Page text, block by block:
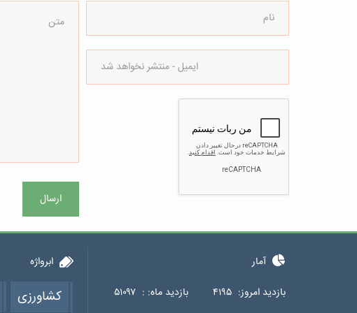
ارسال
ابرواژه
کشاورزی
آمار
بازدید امروز: ۴۱۹۵ بازدید ماه: : ۵۱۰۹۷